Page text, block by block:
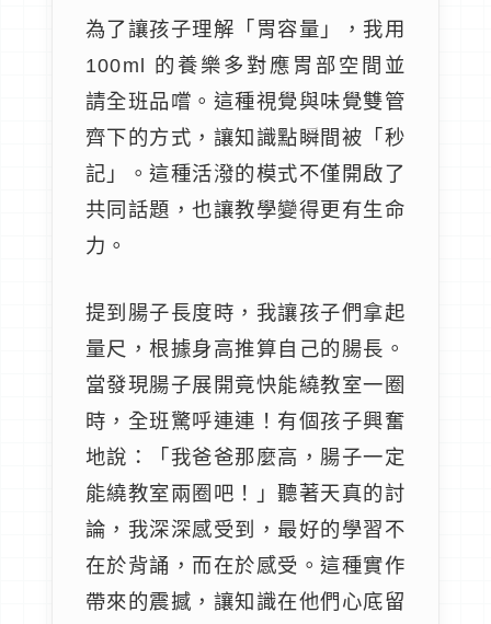
為了讓孩子理解「胃容量」，我用
100ml 的養樂多對應胃部空間並
請全班品嚐。這種視覺與味覺雙管
齊下的方式，讓知識點瞬間被「秒
記」。這種活潑的模式不僅開啟了
共同話題，也讓教學變得更有生命
力。
提到腸子長度時，我讓孩子們拿起
量尺，根據身高推算自己的腸長。
當發現腸子展開竟快能繞教室一圈
時，全班驚呼連連！有個孩子興奮
地說：「我爸爸那麼高，腸子一定
能繞教室兩圈吧！」聽著天真的討
論，我深深感受到，最好的學習不
在於背誦，而在於感受。這種實作
帶來的震撼，讓知識在他們心底留